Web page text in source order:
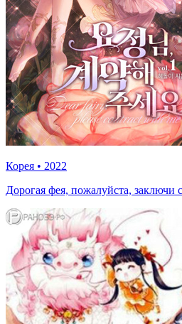
Корея • 2022
Дорогая фея, пожалуйста, заключи